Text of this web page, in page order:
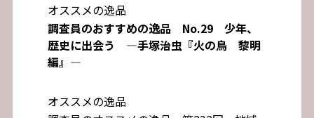
オススメの逸品
調査員のおすすめの逸品 No.29 少年、
歴史に出会う ―手塚治虫『火の鳥 黎明
編』―
オススメの逸品